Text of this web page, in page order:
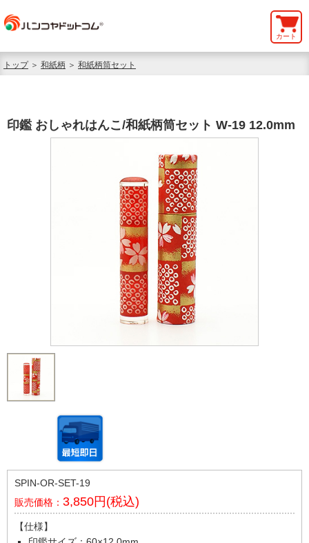
カート
トップ＞ 和紙柄 ＞ 和紙柄筒セット
印鑑 おしゃれはんこ/和紙柄筒セット W-19 12.0mm
SPIN-OR-SET-19
販売価格： 3,850円(税込)
【仕様】